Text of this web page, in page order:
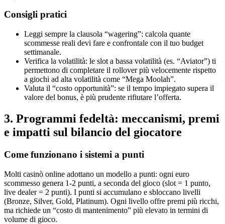
Consigli pratici
Leggi sempre la clausola “wagering”: calcola quante
scommesse reali devi fare e confrontale con il tuo budget
settimanale.
Verifica la volatilità: le slot a bassa volatilità (es. “Aviator”) ti
permettono di completare il rollover più velocemente rispetto
a giochi ad alta volatilità come “Mega Moolah”.
Valuta il “costo opportunità”: se il tempo impiegato supera il
valore del bonus, è più prudente rifiutare l’offerta.
3. Programmi fedeltà: meccanismi, premi
e impatti sul bilancio del giocatore
Come funzionano i sistemi a punti
Molti casinò online adottano un modello a punti: ogni euro
scommesso genera 1‑2 punti, a seconda del gioco (slot = 1 punto,
live dealer = 2 punti). I punti si accumulano e sbloccano livelli
(Bronze, Silver, Gold, Platinum). Ogni livello offre premi più ricchi,
ma richiede un “costo di mantenimento” più elevato in termini di
volume di gioco.